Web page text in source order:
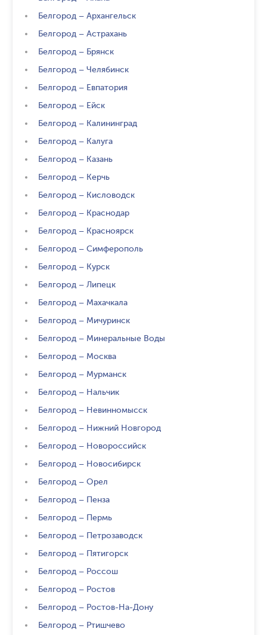
Белгород – Архангельск
Белгород – Астрахань
Белгород – Брянск
Белгород – Челябинск
Белгород – Евпатория
Белгород – Ейск
Белгород – Калининград
Белгород – Калуга
Белгород – Казань
Белгород – Керчь
Белгород – Кисловодск
Белгород – Краснодар
Белгород – Красноярск
Белгород – Симферополь
Белгород – Курск
Белгород – Липецк
Белгород – Махачкала
Белгород – Мичуринск
Белгород – Минеральные Воды
Белгород – Москва
Белгород – Мурманск
Белгород – Нальчик
Белгород – Невинномысск
Белгород – Нижний Новгород
Белгород – Новороссийск
Белгород – Новосибирск
Белгород – Орел
Белгород – Пенза
Белгород – Пермь
Белгород – Петрозаводск
Белгород – Пятигорск
Белгород – Россош
Белгород – Ростов
Белгород – Ростов-На-Дону
Белгород – Ртишчево